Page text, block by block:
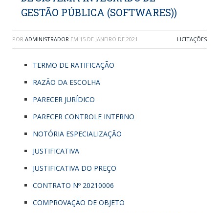
GESTÃO PÚBLICA (SOFTWARES))
POR ADMINISTRADOR EM 15 DE JANEIRO DE 2021 LICITAÇÕES
TERMO DE RATIFICAÇÃO
RAZÃO DA ESCOLHA
PARECER JURÍDICO
PARECER CONTROLE INTERNO
NOTÓRIA ESPECIALIZAÇÃO
JUSTIFICATIVA
JUSTIFICATIVA DO PREÇO
CONTRATO Nº 20210006
COMPROVAÇÃO DE OBJETO